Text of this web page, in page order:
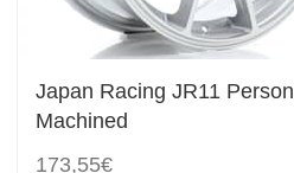
Japan Racing JR11
Machined
173,55€